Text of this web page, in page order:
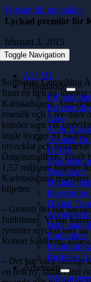
Fortsätt till innehållet
Toggle Navigation
AI / ML
Erbjudande
Paketerade
Case
AI &
Teknisk
UI/UX
Nearshore
Digitala
Digital
Data
Embedded
Business
Arbetssätt
Våra
Lyckad premiär för
februari 3, 2015
Softhouse Consulting
fram en helt ny lösning
Karlstadsbuss. App-
resesök och Live-tider
kunder som vill
ingår bygger på
utvecklat och
Östgötatrafiken. Totalt
1,57 miljoner biljetter
Karlstadsbuss
biljetter.
– Genom det här
funktioner. Vi har
rymmer mycket mer
Robert Sahlberg,
– Det har varit otroligt
en helt ny, lättanvänd